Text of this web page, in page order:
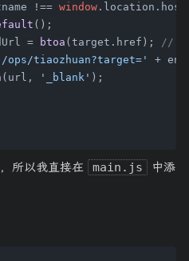
!== window . location .
();
= btoa (target. href );
//
ops/tiaozhuan?target='
+
(url, '_blank' );
所以我直接在 main.js
中添